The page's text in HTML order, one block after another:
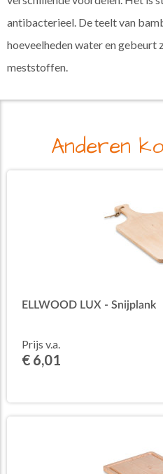
antibacterieel. De teelt van
hoeveelheden water en gebeurt
meststoffen.
Anderen
ELLWOOD LUX - Snijplank
Prijs v.a.
€ 6,01